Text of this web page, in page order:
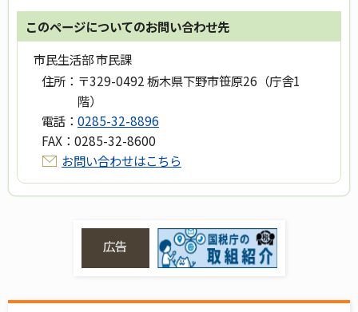
このページについてのお問い合わせ先
市民生活部 市民課
住所： 〒329-0492 栃木県下野市笹原26（庁舎1
階）
電話： 0285-32-8896
FAX： 0285-32-8600
お問い合わせはこちら
広告